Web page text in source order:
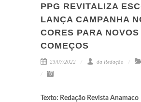
PPG REVITALIZA
LANÇA CAMPANHA
CORES PARA NOVOS
COMEÇOS
23/07/2022 da Redação
Texto: Redação Revista Anamaco